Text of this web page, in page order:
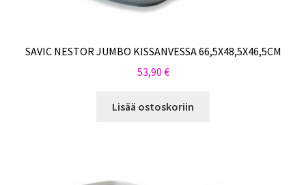
SAVIC NESTOR JUMBO KISSANVESSA 66,5X48,5X46,5CM
53,90 €
Lisää ostoskoriin